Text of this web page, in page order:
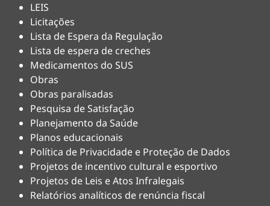
LEIS
Licitações
Lista de Espera da Regulação
Lista de espera de creches
Medicamentos do SUS
Obras
Obras paralisadas
Pesquisa de Satisfação
Planejamento da Saúde
Planos educacionais
Política de Privacidade e Proteção de Dados
Projetos de incentivo cultural e esportivo
Projetos de Leis e Atos Infralegais
Relatórios analíticos de renúncia fiscal